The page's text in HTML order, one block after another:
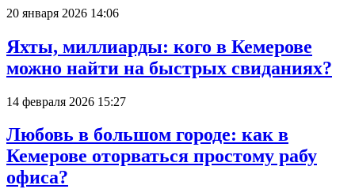
20 января 2026 14:06
Яхты, миллиарды: кого в Кемерове
можно найти на быстрых свиданиях?
14 февраля 2026 15:27
Любовь в большом городе: как в
Кемерове оторваться простому рабу
офиса?